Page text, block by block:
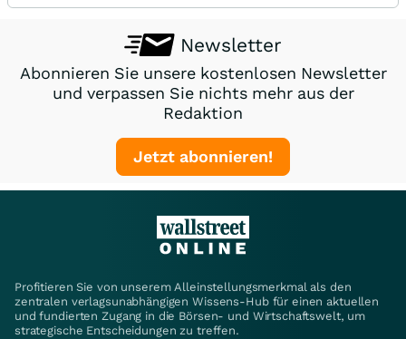
Newsletter
Abonnieren Sie unsere kostenlosen Newsletter
und verpassen Sie nichts mehr aus der
Redaktion
Jetzt abonnieren!
Profitieren Sie von unserem Alleinstellungsmerkmal als den
zentralen verlagsunabhängigen Wissens-Hub für einen aktuellen
und fundierten Zugang in die Börsen- und Wirtschaftswelt, um
strategische Entscheidungen zu treffen.